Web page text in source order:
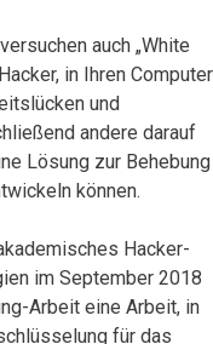
auch „White
in Ihren Computer
und
andere darauf
Lösung zur Behebung
können.
Hacker-
im September 2018
Arbeit eine Arbeit, in
für das